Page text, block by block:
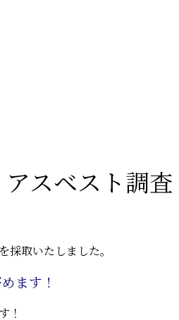
スベスト調査
採取いたしました。
ます！
！